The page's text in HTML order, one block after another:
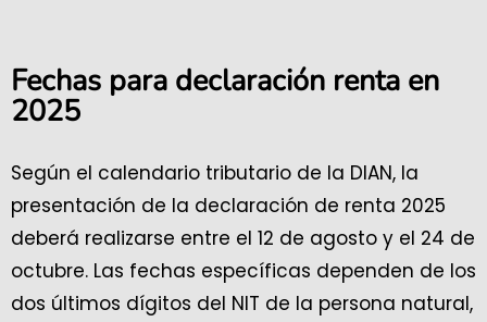
Fechas para declaración renta en
2025
Según el calendario tributario de la DIAN, la
presentación de la declaración de renta 2025
deberá realizarse entre el 12 de agosto y el 24 de
octubre. Las fechas específicas dependen de los
dos últimos dígitos del NIT de la persona natural,